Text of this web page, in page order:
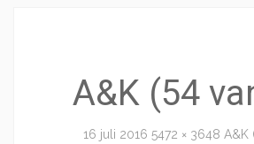
A&K (54
16 juli 2016 5472 × 3648 A&K